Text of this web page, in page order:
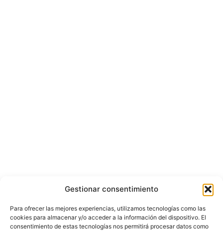
Gestionar consentimiento
Para ofrecer las mejores experiencias, utilizamos tecnologías como las
cookies para almacenar y/o acceder a la información del dispositivo. El
consentimiento de estas tecnologías nos permitirá procesar datos como